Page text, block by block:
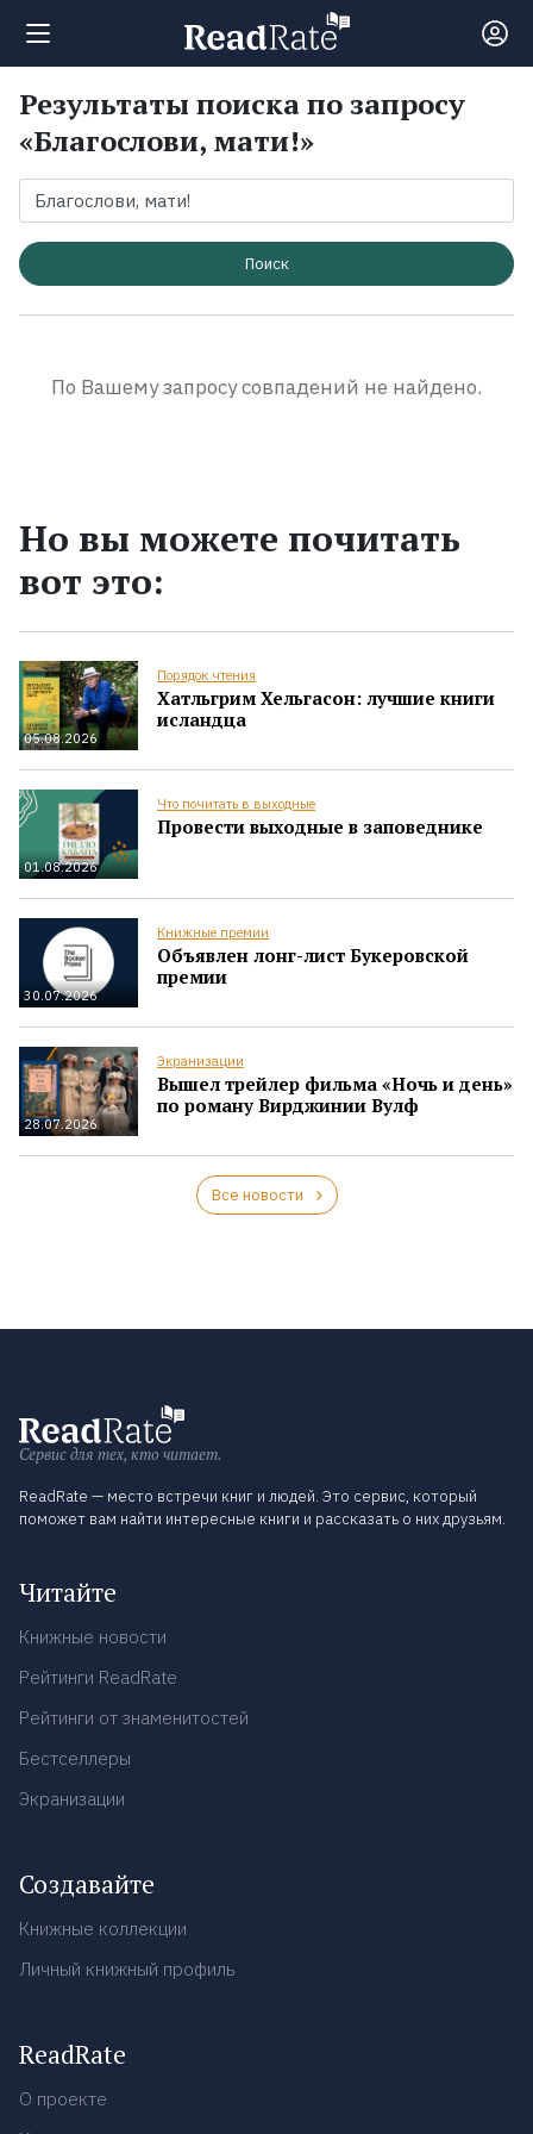
Поиск
Новости
Рейтинги
Результаты поиска по запросу
«Благослови, мати!»
Поиск
По Вашему запросу совпадений не найдено.
Но вы можете почитать
вот это:
05.08.2026
Порядок чтения
Хатльгрим Хельгасон: лучшие книги
исландца
01.08.2026
Что почитать в выходные
Провести выходные в заповеднике
30.07.2026
Книжные премии
Объявлен лонг-лист Букеровской
премии
28.07.2026
Экранизации
Вышел трейлер фильма «Ночь и день»
по роману Вирджинии Вулф
Все новости
Сервис для тех, кто читает.
ReadRate — место встречи книг и людей. Это сервис, который
поможет вам найти интересные книги и рассказать о них друзьям.
Читайте
Книжные новости
Рейтинги ReadRate
Рейтинги от знаменитостей
Бестселлеры
Экранизации
Создавайте
Книжные коллекции
Личный книжный профиль
ReadRate
О проекте